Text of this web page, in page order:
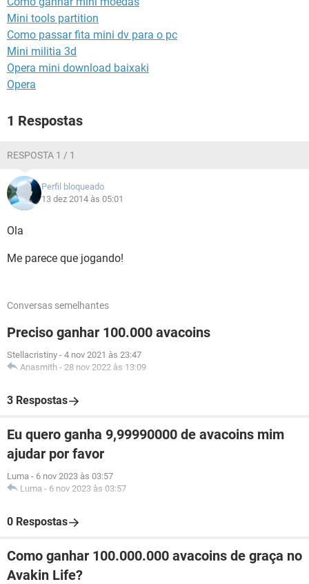
GUIA DE COMPRAS
Mini tools partition
Como passar fita mini dv para o pc
Mini militia 3d
Opera mini download baixaki
Opera
1 Respostas
RESPOSTA 1 / 1
Perfil bloqueado
13 dez 2014 às 05:01
Ola
Me parece que jogando!
Conversas semelhantes
Preciso ganhar 100.000 avacoins
Stellacristiny - 4 nov 2021 às 23:47
Anasmith - 28 nov 2022 às 13:09
3 Respostas
Eu quero ganha 9,99990000 de avacoins mim
ajudar por favor
Luma - 6 nov 2023 às 03:57
Luma - 6 nov 2023 às 03:57
0 Respostas
Como ganhar 100.000.000 avacoins de graça no
Avakin Life?